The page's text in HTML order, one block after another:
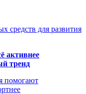
средств для развития
активнее
тренд
помогают